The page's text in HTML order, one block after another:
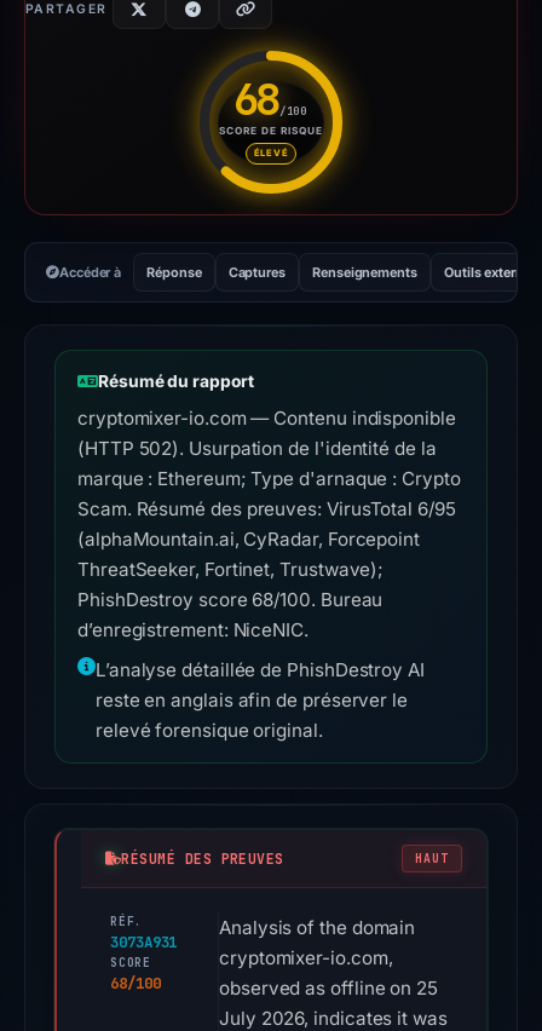
PARTAGER
68/100
SCORE DE RISQUE
ÉLEVÉ
Score de risque : 68 sur 100.
Accéder à Réponse Captures Renseignements Outils externes
Résumé du rapport
cryptomixer-io.com — Contenu indisponible
(HTTP 502). Usurpation de l'identité de la
marque : Ethereum; Type d'arnaque : Crypto
Scam. Résumé des preuves: VirusTotal 6/95
(alphaMountain.ai, CyRadar, Forcepoint
ThreatSeeker, Fortinet, Trustwave);
PhishDestroy score 68/100. Bureau
d’enregistrement: NiceNIC.
L’analyse détaillée de PhishDestroy AI
reste en anglais afin de préserver le
relevé forensique original.
RÉSUMÉ DES PREUVES HAUT
RÉF.
3073A931
SCORE
68/100
Analysis of the domain
cryptomixer-io.com,
observed as offline on 25
July 2026, indicates it was